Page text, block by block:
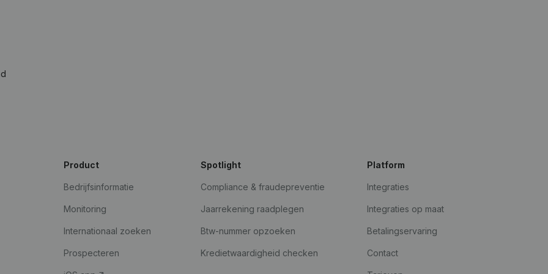
Product
Bedrijfsinformatie
Monitoring
Internationaal zoeken
Prospecteren
Spotlight
Compliance & fraudepreventie
Jaarrekening raadplegen
Btw-nummer opzoeken
Kredietwaardigheid checken
Platform
Integraties
Integraties op maat
Betalingservaring
Contact